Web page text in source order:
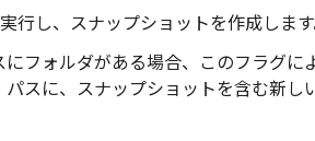
行し、スナップショットを作成します
フォルダがある場合、このフラグに
スに、スナップショットを含む新し